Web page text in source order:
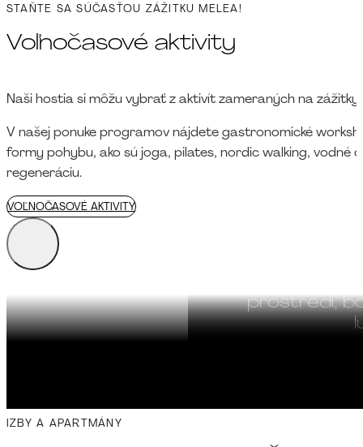
Voľnočasové aktivity
STAŇTE SA SÚČASŤOU ZÁŽITKU MELEA!
Naši hostia si môžu vybrať z aktivít zameraných na
V našej ponuke programov nájdete gastronomické
formy pohybu, ako sú joga, pilates, nordic walking, vodné
regeneráciu.
VOĽNOČASOVÉ AKTIVITY
zdravie a dosiahnutie fyzickej
duševnej rovnováhy.
prostredí,
IZBY A APARTMÁNY